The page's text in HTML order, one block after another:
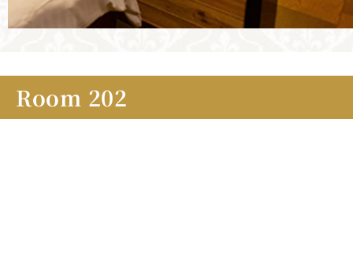
Room 202